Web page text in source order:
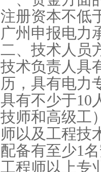
注册资本不低
广州申报电力
二、技术人员
技术负责人具
历，具有电力
具有不少于10
技师和高级工
师以及工程技
配备有至少1
工程师以上专